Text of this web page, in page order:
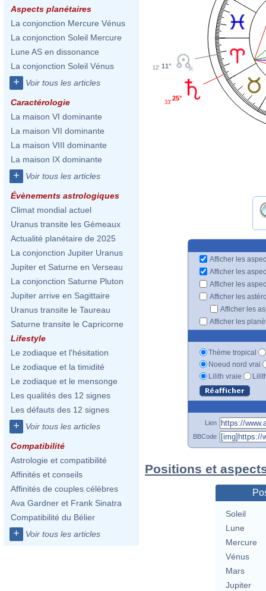
Aspects planétaires
La conjonction Mercure Vénus
La conjonction Soleil Mercure
Lune AS en dissonance
La conjonction Soleil Vénus
+ Voir tous les articles
Caractérologie
La maison VI dominante
La maison VII dominante
La maison VIII dominante
La maison IX dominante
+ Voir tous les articles
Évènements astrologiques
Climat mondial actuel
Uranus transite les Gémeaux
Actualité planétaire de 2025
La conjonction Jupiter Uranus
Jupiter et Saturne en Verseau
La conjonction Saturne Pluton
Jupiter arrive en Sagittaire
Uranus transite le Taureau
Saturne transite le Capricorne
Lifestyle
Le zodiaque et l'hésitation
Le zodiaque et la timidité
Le zodiaque et le mensonge
Les qualités des 12 signes
Les défauts des 12 signes
+ Voir tous les articles
Compatibilité
Astrologie et compatibilité
Affinités et conseils
Affinités de couples célèbres
Ava Gardner et Frank Sinatra
Compatibilité du Bélier
+ Voir tous les articles
11°
12'
25°
33'
Afficher les
Afficher les
Afficher les
Afficher les
Afficher les
Afficher les
Thème tropical
Noeud nord vrai
Lilith vraie
Lien
BBCode
Positions et
Soleil
Lune
Mercure
Vénus
Mars
Jupiter